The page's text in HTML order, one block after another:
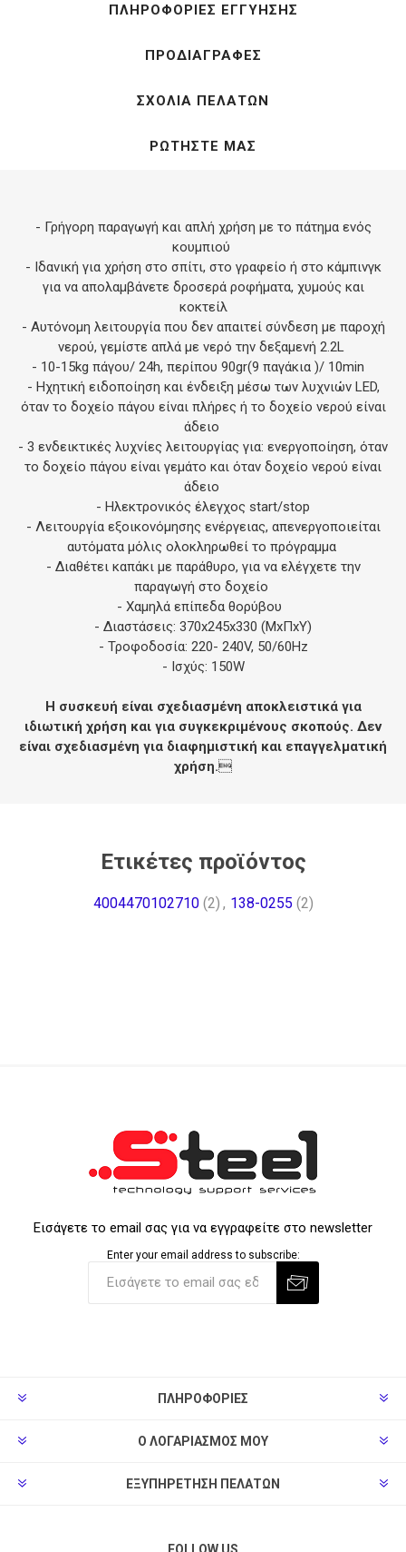
ΠΛΗΡΟΦΟΡΊΕΣ ΕΓΓΎΗΣΗΣ
ΠΡΟΔΙΑΓΡΑΦΈΣ
ΣΧΌΛΙΑ ΠΕΛΑΤΏΝ
ΡΩΤΉΣΤΕ ΜΑΣ
- Γρήγορη παραγωγή και απλή χρήση με το πάτημα ενός
κουμπιού
- Ιδανική για χρήση στο σπίτι, στο γραφείο ή στο κάμπινγκ
για να απολαμβάνετε δροσερά ροφήματα, χυμούς και
κοκτείλ
- Αυτόνομη λειτουργία που δεν απαιτεί σύνδεση με παροχή
νερού, γεμίστε απλά με νερό την δεξαμενή 2.2L
- 10-15kg πάγου/ 24h, περίπου 90gr(9 παγάκια )/ 10min
- Ηχητική ειδοποίηση και ένδειξη μέσω των λυχνιών LΕD,
όταν το δοχείο πάγου είναι πλήρες ή το δοχείο νερού είναι
άδειο
- 3 ενδεικτικές λυχνίες λειτουργίας για: ενεργοποίηση, όταν
το δοχείο πάγου είναι γεμάτο και όταν δοχείο νερού είναι
άδειο
- Ηλεκτρονικός έλεγχος start/stop
- Λειτουργία εξοικονόμησης ενέργειας, απενεργοποιείται
αυτόματα μόλις ολοκληρωθεί το πρόγραμμα
- Διαθέτει καπάκι με παράθυρο, για να ελέγχετε την
παραγωγή στο δοχείο
- Χαμηλά επίπεδα θορύβου
- Διαστάσεις: 370x245x330 (MxΠxΥ)
- Τροφοδοσία: 220- 240V, 50/60Hz
- Ισχύς: 150W
Η συσκευή είναι σχεδιασμένη αποκλειστικά για
ιδιωτική χρήση και για συγκεκριμένους σκοπούς. Δεν
είναι σχεδιασμένη για διαφημιστική και επαγγελματική
χρήση.
Ετικέτες προϊόντος
4004470102710 (2) , 138-0255 (2)
Εισάγετε το email σας για να εγγραφείτε στο newsletter
Enter your email address to subscribe:
ΠΛΗΡΟΦΟΡΊΕΣ
Ο ΛΟΓΑΡΙΑΣΜΌΣ ΜΟΥ
ΕΞΥΠΗΡΈΤΗΣΗ ΠΕΛΑΤΏΝ
FOLLOW US